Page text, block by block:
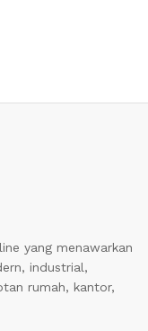
yang menawarkan
industrial,
rumah, kantor,